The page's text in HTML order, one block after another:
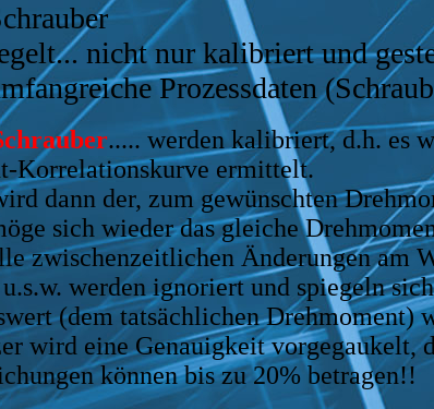
nicht nur kalibriert und
Prozessdaten
..... werden kalibriert, d.h. es
Korrelationskurve ermittelt.
dann der, zum gewünschten
sich wieder das gleiche
zwischenzeitlichen Änderungen am
werden ignoriert und spiegeln
(dem tatsächlichen Drehmoment)
wird eine Genauigkeit
können bis zu 20% betragen!!